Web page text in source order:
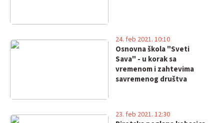
Osnovna škola "Sveti
Sava" - u korak sa
vremenom i zahtevima
savremenog društva
24. feb 2021. 10:10
23. feb 2021. 12:30